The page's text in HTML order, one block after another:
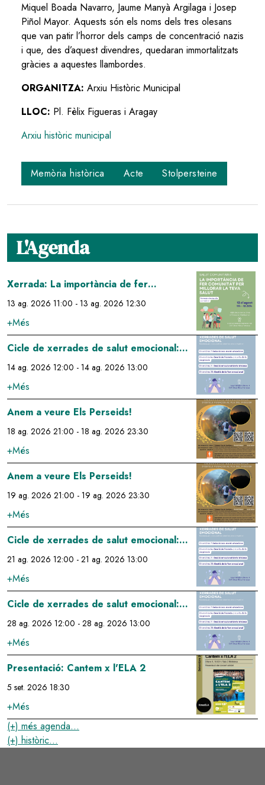
Miquel Boada Navarro, Jaume Manyà Argilaga i Josep
Piñol Mayor. Aquests són els noms dels tres olesans
que van patir l’horror dels camps de concentració nazis
i que, des d’aquest divendres, quedaran immortalitzats
gràcies a aquestes llambordes.
ORGANITZA: Arxiu Històric Municipal
LLOC: Pl. Fèlix Figueras i Aragay
Arxiu històric municipal
Memòria històrica Acte Stolpersteine
L'Agenda
Xerrada: La importància de fer
comunitat per millorar la teva salut
13 ag. 2026 11:00 - 13 ag. 2026 12:30
+Més
Image
Cicle de xerrades de salut emocional:
gestió de l'estrés a través de la
respiració
14 ag. 2026 12:00 - 14 ag. 2026 13:00
+Més
Image
Anem a veure Els Perseids!
18 ag. 2026 21:00 - 18 ag. 2026 23:30
+Més
Image
Anem a veure Els Perseids!
19 ag. 2026 21:00 - 19 ag. 2026 23:30
+Més
Image
Cicle de xerrades de salut emocional:
gestió emocional de la tristesa
21 ag. 2026 12:00 - 21 ag. 2026 13:00
+Més
Image
Cicle de xerrades de salut emocional:
gestió de la fam emocional
28 ag. 2026 12:00 - 28 ag. 2026 13:00
+Més
Image
Presentació: Cantem x l'ELA 2
5 set. 2026 18:30
+Més
Image
(+) més agenda...
(+) històric...